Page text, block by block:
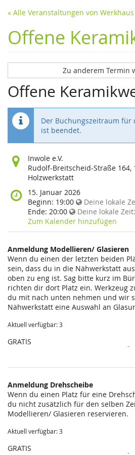
« Alle Veranstaltungen von
Offene
Zu anderem Termin
Offene
Der Buchungszeitraum für
ist beendet.
Wo
findet
diese
statt?
Inwole e.V.
Rudolf-Breitscheid-Straße 164,
Holzwerkstatt
Wann
findet
diese
Veranstaltung
statt?
15. Januar 2026
Beginn: 19:00 Deine lokale
Ende: 20:00 Deine lokale Zeit:
Zum Kalender hinzufügen
Anmeldung Modellieren/ Glasieren
Wenn du einen der letzten beiden
sein, dass du in die Nähwerkstatt
oben zu eng ist. Sag bitte kurz im
richten dir dort Platz ein. Werkzeug
du mit nach unten nehmen und wir
Nähwerkstatt eine Auswahl an
Aktuell verfügbar: 3
GRATIS -
Anmeldung Drehscheibe
Wenn du einen Platz für eine
du nicht zusätzlich für den selben
Modellieren/ Glasieren reservieren.
Aktuell verfügbar: 3
GRATIS -